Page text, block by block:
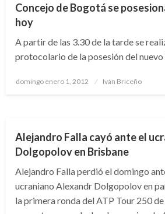
Concejo de Bogotá se
hoy
A partir de las 3.30 de la tarde se
protocolario de la posesión del
Publicado
domingo enero 1, 2012 Iván Briceño
Alejandro Falla cayó ante el
Dolgopolov en Brisbane
Alejandro Falla perdió el domingo
ucraniano Alexandr Dolgopolov en
la primera ronda del ATP Tour 250